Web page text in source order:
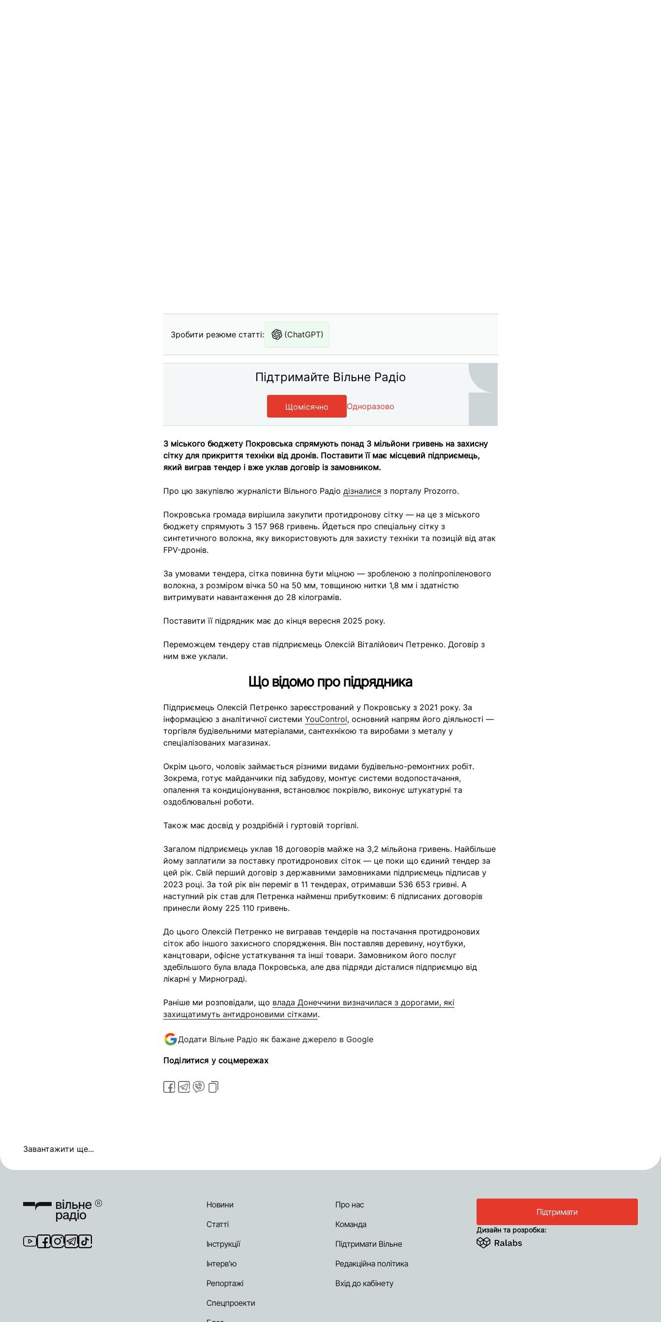
Зробити резюме статті: (ChatGPT)
Підтримайте Вільне Радіо
Щомісячно Одноразово
З міського бюджету Покровська спрямують понад 3 мільйони гривень на захисну
сітку для прикриття техніки від дронів. Поставити її має місцевий підприємець,
який виграв тендер і вже уклав договір із замовником.
Про цю закупівлю журналісти Вільного Радіо дізналися з порталу Prozorro.
Покровська громада вирішила закупити протидронову сітку — на це з міського
бюджету спрямують 3 157 968 гривень. Йдеться про спеціальну сітку з
синтетичного волокна, яку використовують для захисту техніки та позицій від атак
FPV-дронів.
За умовами тендера, сітка повинна бути міцною — зробленою з поліпропіленового
волокна, з розміром вічка 50 на 50 мм, товщиною нитки 1,8 мм і здатністю
витримувати навантаження до 28 кілограмів.
Поставити її підрядник має до кінця вересня 2025 року.
Переможцем тендеру став підприємець Олексій Віталійович Петренко. Договір з
ним вже уклали.
Що відомо про підрядника
Підприємець Олексій Петренко зареєстрований у Покровську з 2021 року. За
інформацією з аналітичної системи YouControl, основний напрям його діяльності —
торгівля будівельними матеріалами, сантехнікою та виробами з металу у
спеціалізованих магазинах.
Окрім цього, чоловік займається різними видами будівельно-ремонтних робіт.
Зокрема, готує майданчики під забудову, монтує системи водопостачання,
опалення та кондиціонування, встановлює покрівлю, виконує штукатурні та
оздоблювальні роботи.
Також має досвід у роздрібній і гуртовій торгівлі.
Загалом підприємець уклав 18 договорів майже на 3,2 мільйона гривень. Найбільше
йому заплатили за поставку протидронових сіток — це поки що єдиний тендер за
цей рік. Свій перший договір з державними замовниками підприємець підписав у
2023 році. За той рік він переміг в 11 тендерах, отримавши 536 653 гривні. А
наступний рік став для Петренка найменш прибутковим: 6 підписаних договорів
принесли йому 225 110 гривень.
До цього Олексій Петренко не вигравав тендерів на постачання протидронових
сіток або іншого захисного спорядження. Він поставляв деревину, ноутбуки,
канцтовари, офісне устаткування та інші товари. Замовником його послуг
здебільшого була влада Покровська, але два підряди дісталися підприємцю від
лікарні у Мирнограді.
Раніше ми розповідали, що влада Донеччини визначилася з дорогами, які
захищатимуть антидроновими сітками.
Додати Вільне Радіо як бажане джерело в Google
Поділитися у соцмережах
Завантажити ще...
Новини
Статті
Інструкції
Інтерв’ю
Репортажі
Спецпроекти
Про нас
Команда
Підтримати Вільне
Редакційна політика
Вхід до кабінету
Підтримати
Дизайн та розробка: